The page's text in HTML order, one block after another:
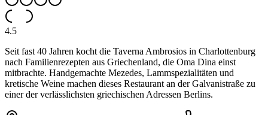
4.5
Seit fast 40 Jahren kocht die Taverna Ambrosios in Charlottenburg
nach Familienrezepten aus Griechenland, die Oma Dina einst
mitbrachte. Handgemachte Mezedes, Lammspezialitäten und
kretische Weine machen dieses Restaurant an der Galvanistraße zu
einer der verlässlichsten griechischen Adressen Berlins.